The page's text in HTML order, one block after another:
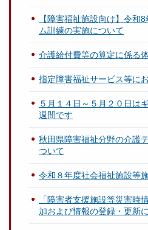
【障害福祉施設向け】令和
ム訓練の実施について
介護給付費等の算定に係る
指定障害福祉サービス等に
５月１４日～５月２０日は
週間です
秋田県障害福祉分野の介護
ついて
令和８年度社会福祉施設等
「障害者支援施設等災害時
加および情報の登録・更新